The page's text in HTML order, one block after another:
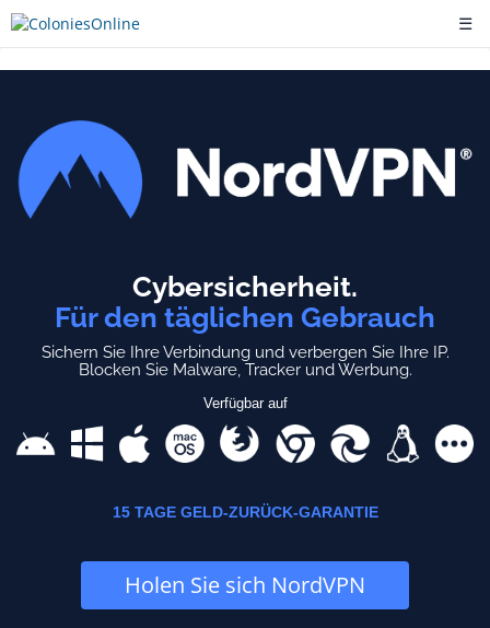
☰
Cybersicherheit.
Für den täglichen Gebrauch
Sichern Sie Ihre Verbindung und verbergen Sie Ihre IP.
Blocken Sie Malware, Tracker und Werbung.
Verfügbar auf
15 TAGE GELD-ZURÜCK-GARANTIE
Holen Sie sich NordVPN